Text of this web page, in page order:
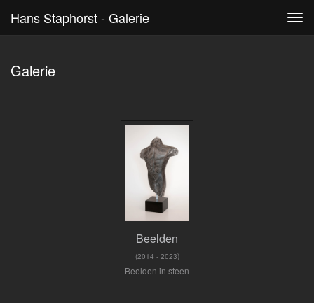
Hans Staphorst - Galerie
Galerie
Beelden
(2014 - 2023)
Beelden in steen